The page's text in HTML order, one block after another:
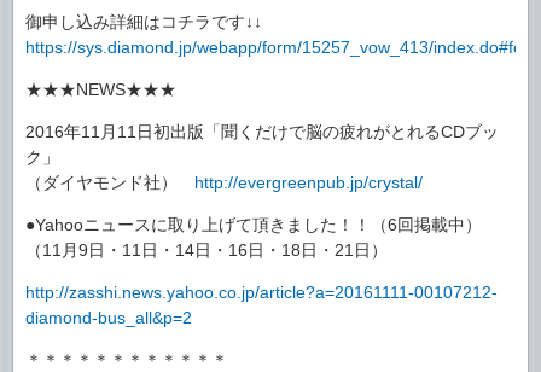
御申し込み詳細はコチラです↓↓
https://sys.diamond.jp/webapp/form/15257_vow_413/
★★★NEWS★★★
2016年11月11日初出版「聞くだけで脳の疲れがとれるCDブッ
ク」
（ダイヤモンド社） http://evergreenpub.jp/crystal/
●Yahooニュースに取り上げて頂きました！！（6回掲載中）
（11月9日・11日・14日・16日・18日・21日）
http://zasshi.news.yahoo.co.jp/article?a=20161111-00107212-
diamond-bus_all&p=2
＊＊＊＊＊＊＊＊＊＊＊＊